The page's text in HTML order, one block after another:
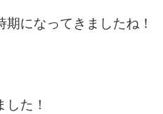
になってきましたね！
た！